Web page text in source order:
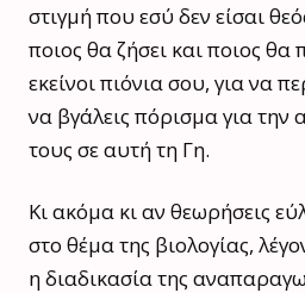
στιγμή που εσύ δεν είσαι
ποιος θα ζήσει και ποιος θα
εκείνοι πιόνια σου, για να
να βγάλεις πόρισμα για την
τους σε αυτή τη Γη.
Κι ακόμα κι αν θεωρήσεις
στο θέμα της βιολογίας,
η διαδικασία της